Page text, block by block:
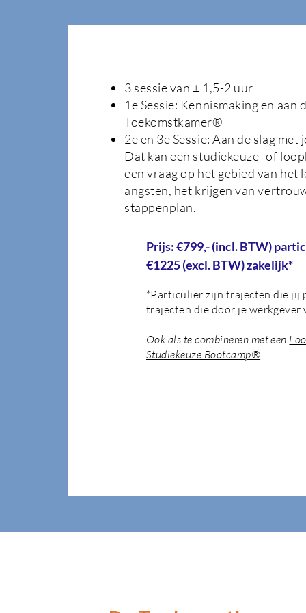
3 sessie van ± 1,5-2 uur
1e Sessie: Kennismaking en aan
Toekomstkamer®
2e en 3e Sessie: Aan de slag
Dat kan een studiekeuze- of
een vraag op het gebied van het
angsten, het krijgen van
stappenplan.
Prijs: €799,- (incl. BTW)
€1225 (excl. BTW) zakelijk*
*Particulier zijn trajecten die jij
trajecten die door je werkgever
Ook als te combineren met een
Studiekeuze Bootcamp®